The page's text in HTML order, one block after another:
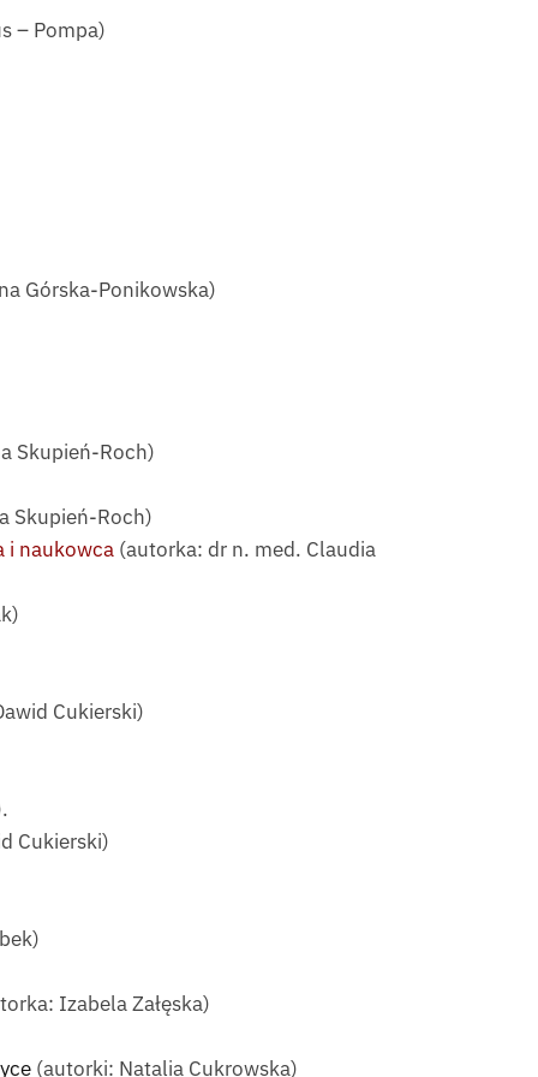
– Pompa)
Górska-Ponikowska)
Skupień-Roch)
Skupień-Roch)
i naukowca (autorka: dr n. med. Claudia
Cukierski)
Cukierski)
Izabela Załęska)
(autorki: Natalia Cukrowska)